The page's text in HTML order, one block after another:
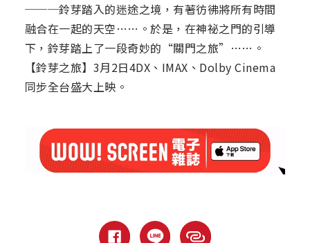
───鈴芽踏入的迷途之境，有著彷彿將所有時間
融合在一起的天空……。於是，在神祕之門的引導
下，鈴芽踏上了一段奇妙的“關門之旅”……。
【鈴芽之旅】3月2日4DX、IMAX、Dolby Cinema
同步全台盛大上映。